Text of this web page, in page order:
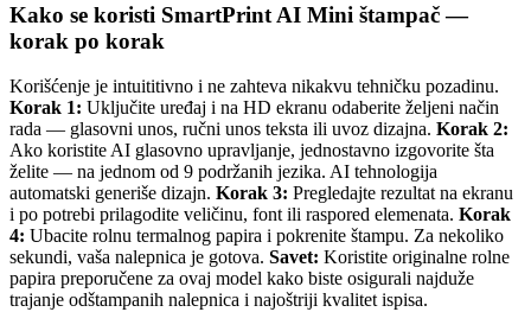
Kako se koristi SmartPrint AI Mini štampač —
korak po korak
Korišćenje je intuititivno i ne zahteva nikakvu tehničku pozadinu.
Korak 1: Uključite uređaj i na HD ekranu odaberite željeni način
rada — glasovni unos, ručni unos teksta ili uvoz dizajna. Korak 2:
Ako koristite AI glasovno upravljanje, jednostavno izgovorite šta
želite — na jednom od 9 podržanih jezika. AI tehnologija
automatski generiše dizajn. Korak 3: Pregledajte rezultat na ekranu
i po potrebi prilagodite veličinu, font ili raspored elemenata. Korak
4: Ubacite rolnu termalnog papira i pokrenite štampu. Za nekoliko
sekundi, vaša nalepnica je gotova. Savet: Koristite originalne rolne
papira preporučene za ovaj model kako biste osigurali najduže
trajanje odštampanih nalepnica i najoštriji kvalitet ispisa.